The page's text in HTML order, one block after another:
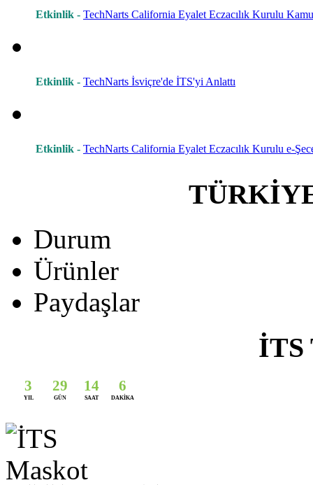
Etkinlik - TechNarts California Eyalet Eczacılık Kurulu
Etkinlik - TechNarts İsviçre'de İTS'yi Anlattı
Etkinlik - TechNarts California Eyalet Eczacılık Kurulu e-
Durum
Ürünler
Paydaşlar
İTS
3
YIL
29
GÜN
14
SAAT
6
DAKİKA